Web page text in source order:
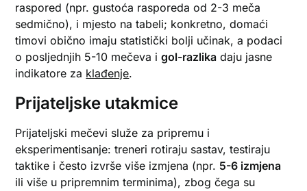
raspored (npr. gustoća rasporeda od 2-3 meča
sedmično), i mjesto na tabeli; konkretno, domaći
timovi obično imaju statistički bolji učinak, a podaci
o posljednjih 5-10 mečeva igol-razlika daju jasne
indikatore za klađenje.
Prijateljske utakmice
Prijateljski mečevi služe za pripremu i
eksperimentisanje: treneri rotiraju sastav, testiraju
taktike i često izvrše više izmjena (npr. 5-6 izmjena
ili više u pripremnim terminima), zbog čega su